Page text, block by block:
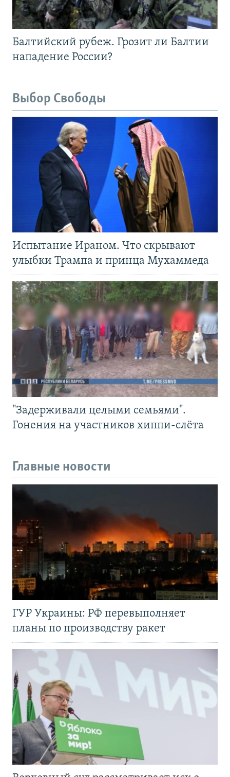
Балтийский рубеж. Грозит ли Балтии
нападение России?
Выбор Свободы
Испытание Ираном. Что скрывают
улыбки Трампа и принца Мухаммеда
"Задерживали целыми семьями".
Гонения на участников хиппи-слёта
Главные новости
ГУР Украины: РФ перевыполняет
планы по производству ракет